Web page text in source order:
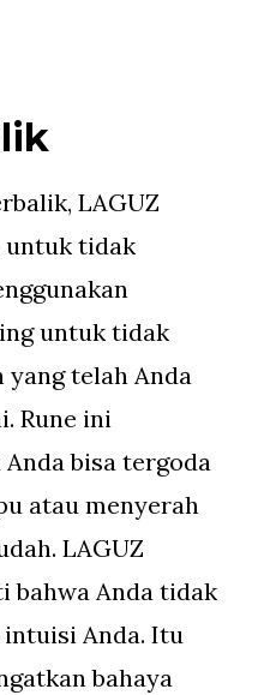
LAGUZ
untuk tidak
untuk tidak
telah Anda
Rune ini
bisa tergoda
atau menyerah
LAGUZ
bahwa Anda tidak
Anda. Itu
bahaya